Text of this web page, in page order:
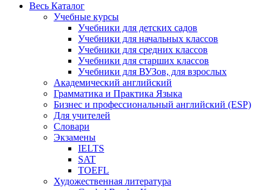
Весь Каталог
Учебные курсы
Учебники для детских садов
Учебники для начальных классов
Учебники для средних классов
Учебники для старших классов
Учебники для ВУЗов, для взрослых
Академический английский
Грамматика и Практика Языка
Бизнес и профессиональный английский (ESP)
Для учителей
Словари
Экзамены
IELTS
SAT
TOEFL
Художественная литература